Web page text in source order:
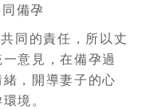
備孕
同的責任，所以丈
意見，在備孕過
，開導妻子的心
境。